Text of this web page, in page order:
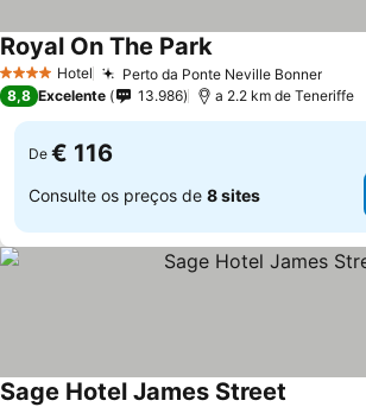
4 EstrelasHotel Perto da Ponte Neville Bonner
Royal On The Park
8,8 Excelente 13.986 a 2.2 km de Teneriffe
De € 116
Consulte os preços de 8 sites
Sage Hotel James Street